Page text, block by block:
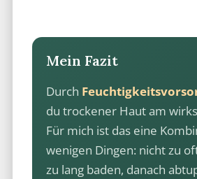
Mein Fazit
Durch
du trockener Haut am
Für mich ist das eine
wenigen Dingen: nicht zu
zu lang baden, danach